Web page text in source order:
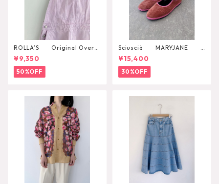
ROLLA’S Original Overal
l¥9,350
50%OFF
Sciuscià MARYJANE
（ROOIBOS TEA）
¥15,400
30%OFF